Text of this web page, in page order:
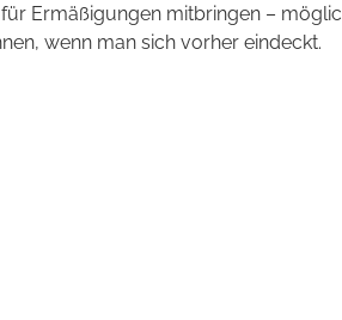
Ermäßigungen mitbringen –
wenn man sich vorher eindeckt.